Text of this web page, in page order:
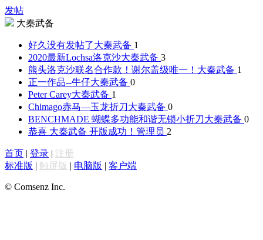
发帖
大秦武备
好久没有发帖了大秦武备 1
2020最新Lochsa洛克沙大秦武备 3
熊头洛克沙联名合作款！谢尔盖级唯一！ 大秦武备 1
正一作品--牛仔大秦武备 0
Peter Carey大秦武备 1
Chimago赤马—玉龙折刀大秦武备 0
BENCHMADE 蝴蝶多功能和谐无锁小折刀大秦武备 0
恭喜 大秦武备 开版成功！ 管理员 2
首页 | 登录 | 注册
标准版 | 触屏版 | 电脑版 | 客户端
© Comsenz Inc.